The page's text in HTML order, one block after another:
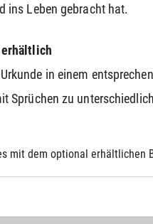
ins Leben gebracht hat.
erhältlich
in einem
Sprüchen zu
mit dem optional